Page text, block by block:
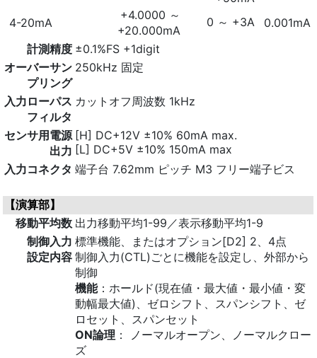
4-20mA
+4.0000 ～
+20.000mA
0 ～ +3A
0.001mA
計測精度 ±0.1%FS +1digit
オーバーサン
プリング
250kHz 固定
入力ローパス
フィルタ
カットオフ周波数 1kHz
センサ用電源
出力
[H] DC+12V ±10% 60mA max.
[L] DC+5V ±10% 150mA max
入力コネクタ 端子台 7.62mm ピッチ M3 フリー端子ビス
【演算部】
移動平均数 出力移動平均1-99／表示移動平均1-9
制御入力
設定内容
標準機能、またはオプション[D2] 2、4点
制御入力(CTL)ごとに機能を設定し、外部から
制御
機能：ホールド(現在値・最大値・最小値・変
動幅最大値)、ゼロシフト、スパンシフト、ゼ
ロセット、スパンセット
ON論理 ： ノーマルオープン、ノーマルクロー
ズ